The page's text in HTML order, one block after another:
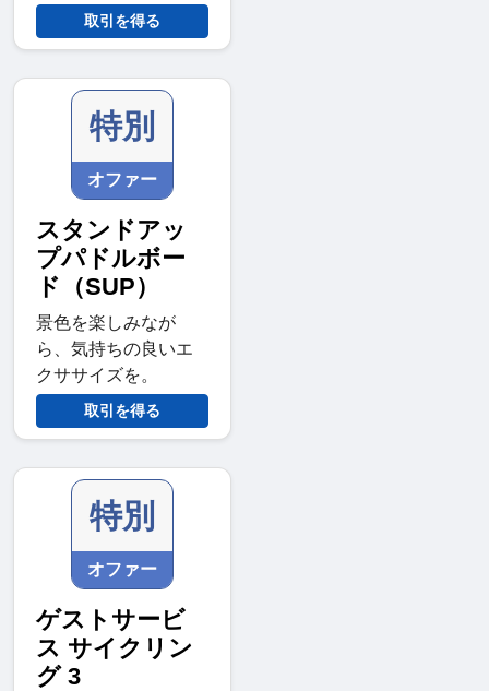
取引を得る
特別
オファー
スタンドアッ
プパドルボー
ド（SUP）
景色を楽しみなが
ら、気持ちの良いエ
クササイズを。
取引を得る
特別
オファー
ゲストサービ
ス サイクリン
グ 3